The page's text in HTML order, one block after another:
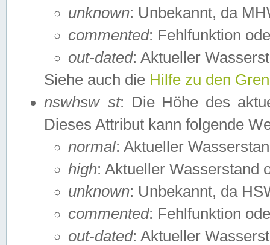
unknown: Unbekannt, da
commented: Fehlfunktion
out-dated: Aktueller
Siehe auch die Hilfe zu den
nswhsw_st: Die Höhe des
Dieses Attribut kann folgende
normal: Aktueller
high: Aktueller Wasserstand
unknown: Unbekannt, da
commented: Fehlfunktion
out-dated: Aktueller